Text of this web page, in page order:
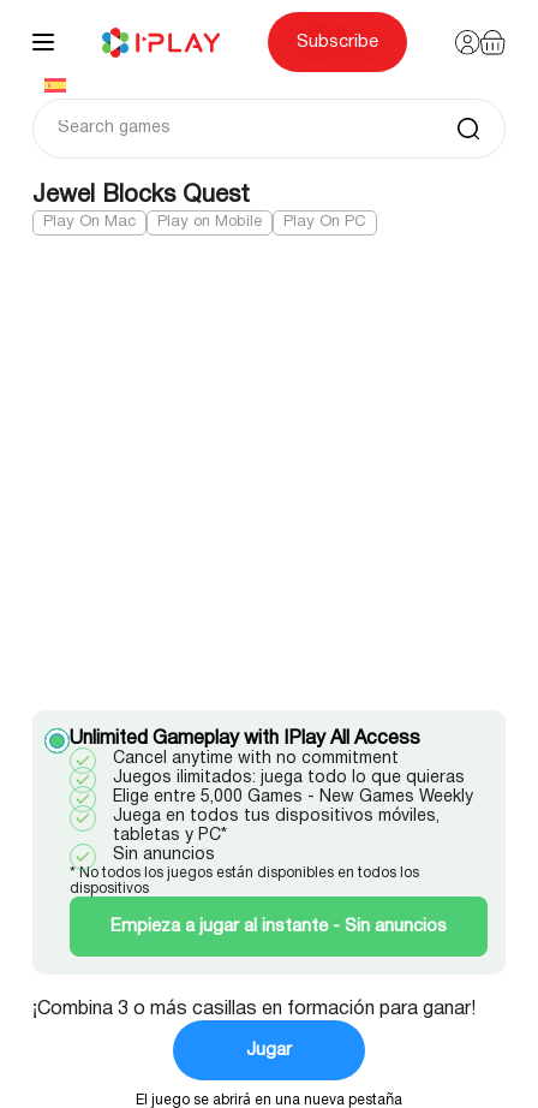
content
Subscribe
Jewel Blocks Quest
Play On Mac Play on Mobile Play On PC
Unlimited Gameplay with IPlay All Access
Cancel anytime with no commitment
Juegos ilimitados: juega todo lo que quieras
Elige entre 5,000 Games - New Games Weekly
Juega en todos tus dispositivos móviles,
tabletas y PC*
Sin anuncios
* No todos los juegos están disponibles en todos los
dispositivos
Empieza a jugar al instante - Sin anuncios
¡Combina 3 o más casillas en formación para ganar!
Jugar
El juego se abrirá en una nueva pestaña